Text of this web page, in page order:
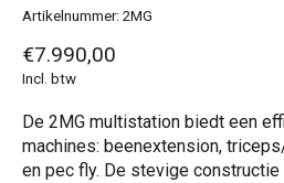
Artikelnummer: 2MG
€7.990,00
Incl. btw
De 2MG multistation biedt een
machines: beenextension,
en pec fly. De stevige